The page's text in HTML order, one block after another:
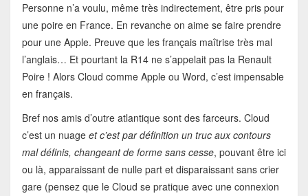
Personne n’a voulu, même très indirectement, être pris pour
une poire en France. En revanche on aime se faire prendre
pour une Apple. Preuve que les français maîtrise très mal
l’anglais… Et pourtant la R14 ne s’appelait pas la Renault
Poire ! Alors Cloud comme Apple ou Word, c’est impensable
en français.
Bref nos amis d’outre atlantique sont des farceurs. Cloud
c’est un nuage et c’est par définition un truc aux contours
mal définis, changeant de forme sans cesse, pouvant être ici
ou là, apparaissant de nulle part et disparaissant sans crier
gare (pensez que le Cloud se pratique avec une connexion